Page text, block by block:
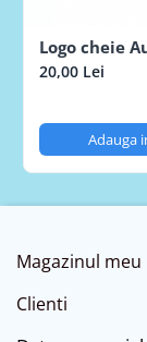
Logo cheie
20,00 Lei
Adauga
Magazinul meu
Clienti